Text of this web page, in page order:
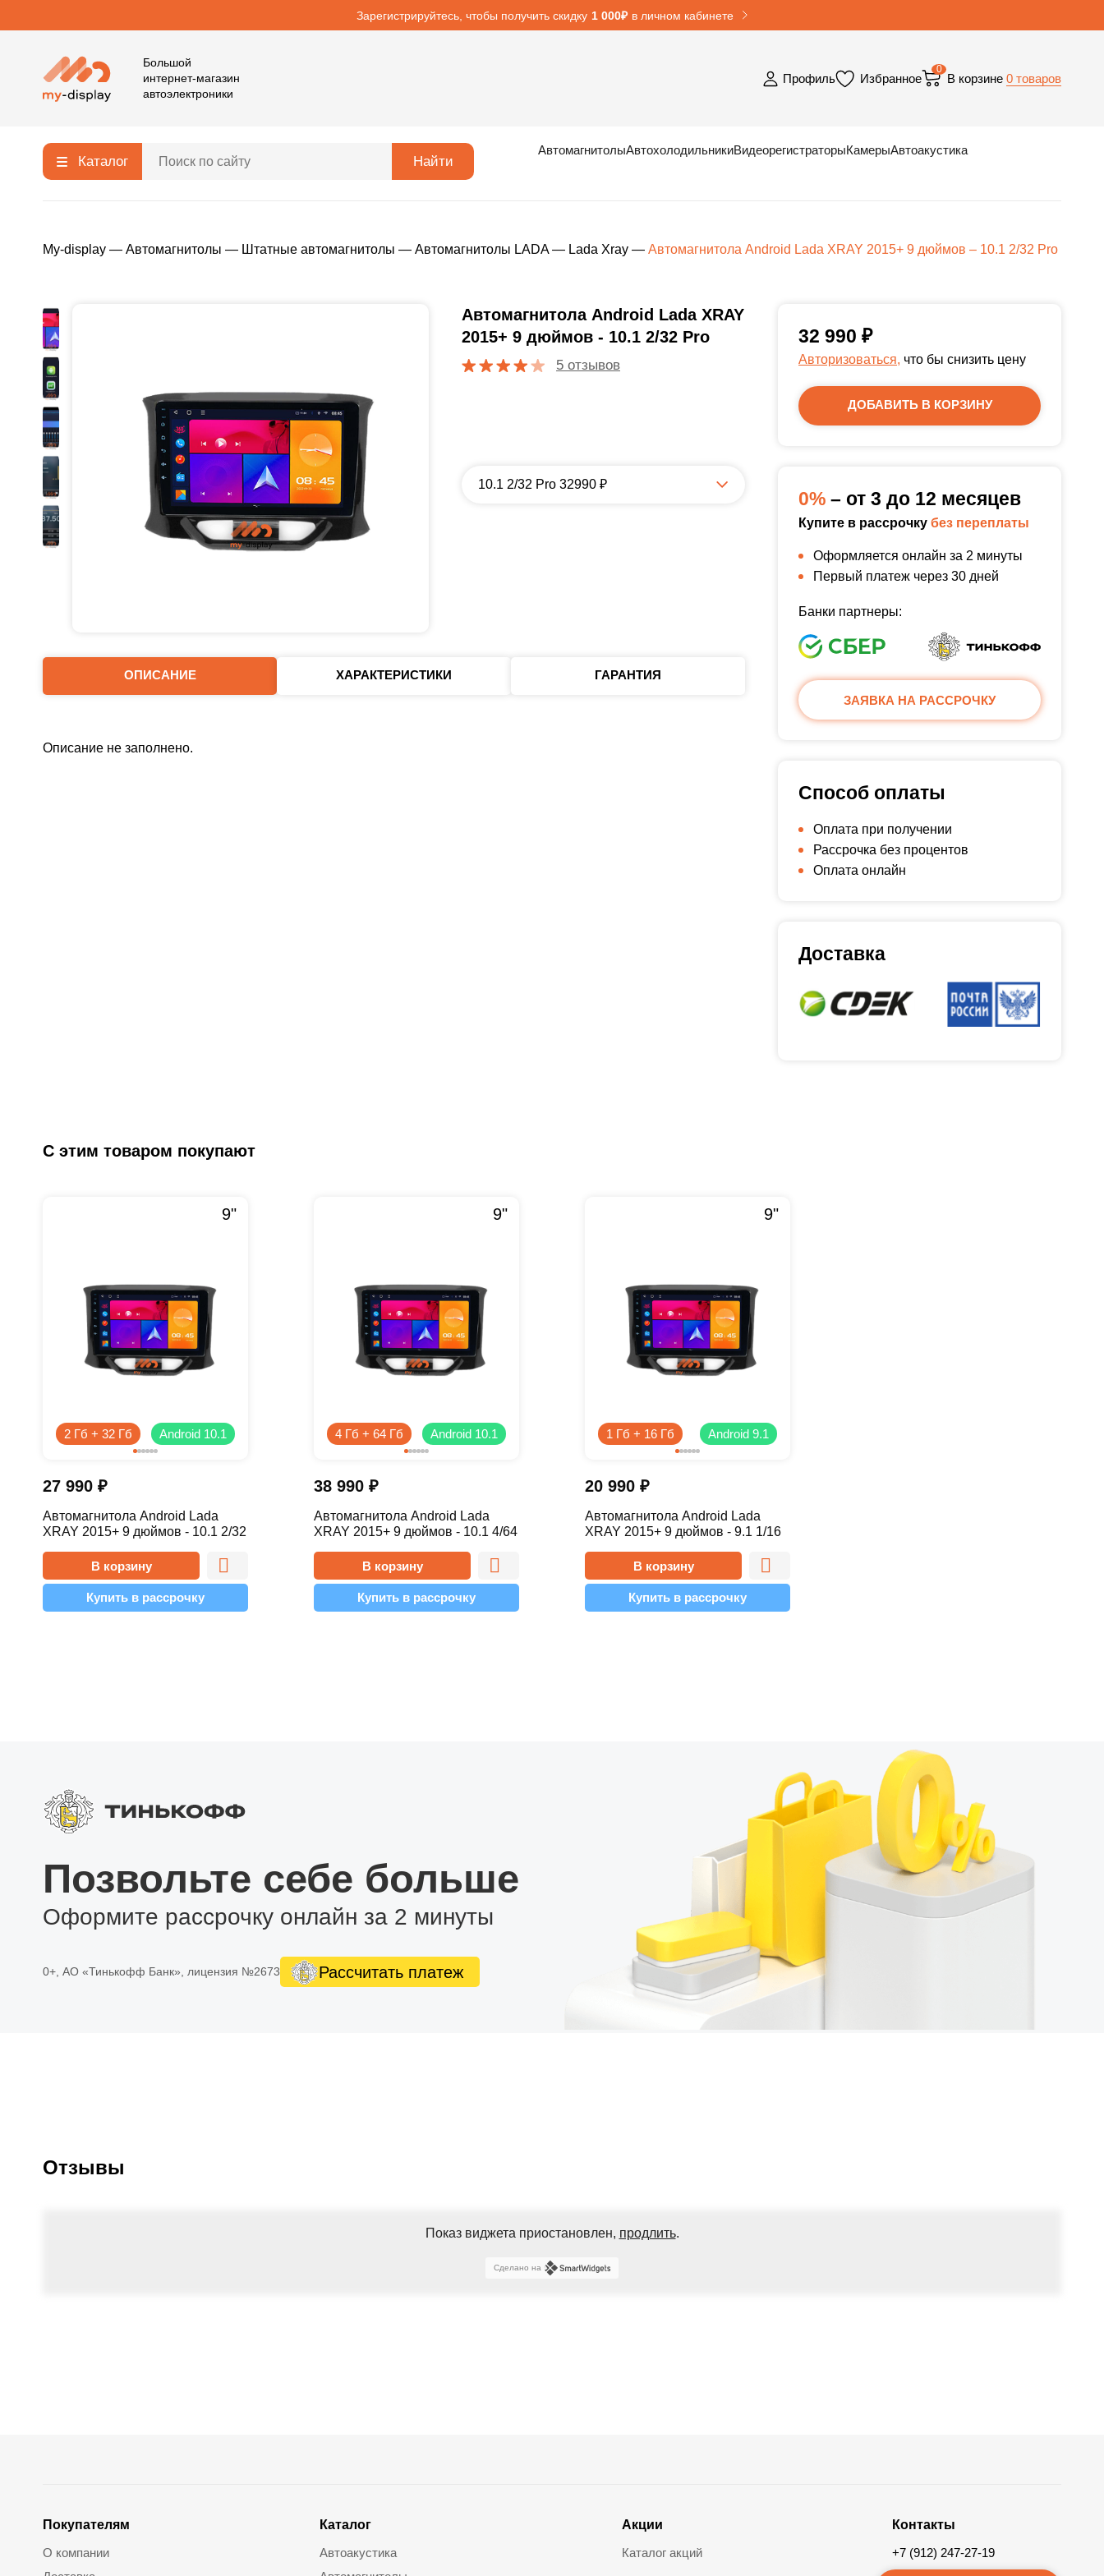
Зарегистрируйтесь, чтобы получить скидку 1 000₽ в личном кабинете
Большой
интернет-магазин
автоэлектроники
Профиль Избранное
0
В корзине 0 товаров
Каталог Найти
АвтомагнитолыАвтохолодильникиВидеорегистраторыКамерыАвтоакустика
My-display — Автомагнитолы — Штатные автомагнитолы — Автомагнитолы LADA— Lada Xray — Автомагнитола Android Lada XRAY 2015+ 9 дюймов – 10.1 2/32 Pro
Автомагнитола Android Lada XRAY
2015+ 9 дюймов - 10.1 2/32 Pro
5 отзывов
10.1 2/32 Pro 32990 ₽
ОПИСАНИЕ ХАРАКТЕРИСТИКИ ГАРАНТИЯ
Описание не заполнено.
32 990 ₽
Авторизоваться, что бы снизить цену
ДОБАВИТЬ В КОРЗИНУ
0% – от 3 до 12 месяцев
Купите в рассрочку без переплаты
Оформляется онлайн за 2 минуты
Первый платеж через 30 дней
Банки партнеры:
ЗАЯВКА НА РАССРОЧКУ
Способ оплаты
Оплата при получении
Рассрочка без процентов
Оплата онлайн
Доставка
С этим товаром покупают
2 Гб + 32 Гб
9"
Android 10.1
27 990 ₽
Автомагнитола Android Lada
XRAY 2015+ 9 дюймов - 10.1 2/32
В корзину
Купить в рассрочку
4 Гб + 64 Гб
9"
Android 10.1
38 990 ₽
Автомагнитола Android Lada
XRAY 2015+ 9 дюймов - 10.1 4/64
В корзину
Купить в рассрочку
1 Гб + 16 Гб
9"
Android 9.1
20 990 ₽
Автомагнитола Android Lada
XRAY 2015+ 9 дюймов - 9.1 1/16
В корзину
Купить в рассрочку
Позвольте себе больше
Оформите рассрочку онлайн за 2 минуты
0+, АО «Тинькофф Банк», лицензия №2673 Рассчитать платеж
Отзывы
Показ виджета приостановлен, продлить.
Сделано на
Покупателям
О компании
Каталог
Автоакустика
Акции
Каталог акций
Контакты
+7 (912) 247-27-19